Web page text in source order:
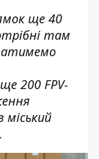
ще 40
там
200 FPV-
міський